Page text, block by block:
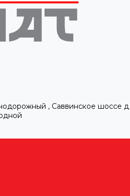
, Саввинское шоссе